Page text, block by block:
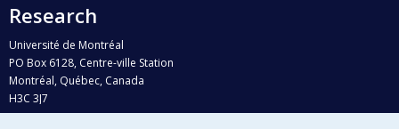
Research
Université de Montréal
PO Box 6128, Centre-ville Station
Montréal, Québec, Canada
H3C 3J7